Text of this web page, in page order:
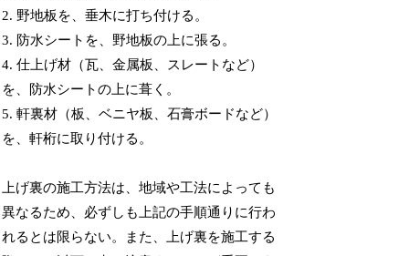
2. 野地板を、垂木に打ち付ける。
3. 防水シートを、野地板の上に張る。
4. 仕上げ材（瓦、金属板、スレートなど）
を、防水シートの上に葺く。
5. 軒裏材（板、ベニヤ板、石膏ボードなど）
を、軒桁に取り付ける。
上げ裏の施工方法は、地域や工法によっても
異なるため、必ずしも上記の手順通りに行わ
れるとは限らない。また、上げ裏を施工する